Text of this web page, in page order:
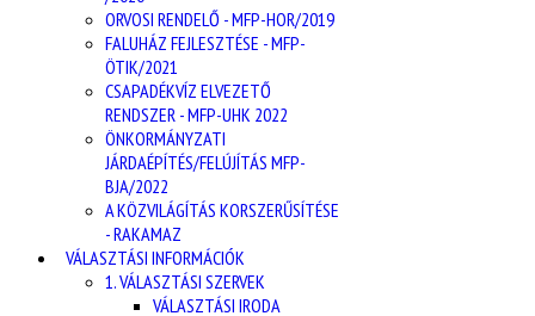
ORVOSI RENDELŐ - MFP-HOR/2019
FALUHÁZ FEJLESZTÉSE - MFP-
ÖTIK/2021
CSAPADÉKVÍZ ELVEZETŐ
RENDSZER - MFP-UHK 2022
ÖNKORMÁNYZATI
JÁRDAÉPÍTÉS/FELÚJÍTÁS MFP-
BJA/2022
A KÖZVILÁGÍTÁS KORSZERŰSÍTÉSE
- RAKAMAZ
VÁLASZTÁSI INFORMÁCIÓK
1. VÁLASZTÁSI SZERVEK
VÁLASZTÁSI IRODA